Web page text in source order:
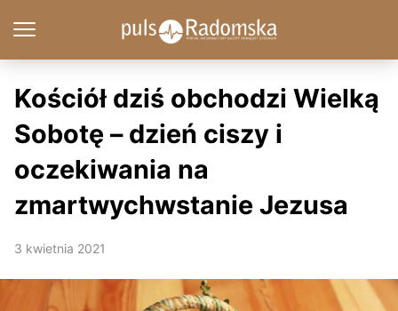
Kościół dziś obchodzi Wielką
Sobotę – dzień ciszy i
oczekiwania na
zmartwychwstanie Jezusa
3 kwietnia 2021